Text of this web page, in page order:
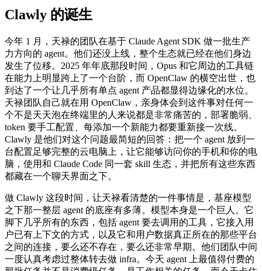
Clawly 的诞生
今年 1 月，天禄的团队在基于 Claude Agent SDK 做一批生产
力方向的 agent。他们还没上线，整个生态就已经在他们身边
发生了位移。2025 年年底那段时间，Opus 和它周边的工具链
在能力上明显跨上了一个台阶，而 OpenClaw 的横空出世，也
到达了一个让几乎所有单点 agent 产品都显得边缘化的水位。
天禄团队自己就在用 OpenClaw，亲身体会到这件事对任何一
个不是天天泡在终端里的人来说都是非常痛苦的，部署脆弱、
token 要手工配置、每添加一个新能力都要重新接一次线。
Clawly 是他们对这个问题最简短的回答：把一个 agent 放到一
台配置足够完整的云电脑上，让它能够访问你的手机和你的电
脑，使用和 Claude Code 同一套 skill 生态，并把所有这些东西
都藏在一个聊天界面之下。
做 Clawly 这段时间，让天禄看清楚的一件事情是，基座模型
之下那一整层 agent 的底座有多薄。模型本身是一个巨人。它
脚下几乎所有的东西，包括 agent 要去调用的工具，它接入用
户已有上下文的方式，以及它和用户数据真正所在的那些平台
之间的连接，要么还不存在，要么还非常早期。他们团队中间
一度认真考虑过整体转去做 infra。今天 agent 上最值得付费的